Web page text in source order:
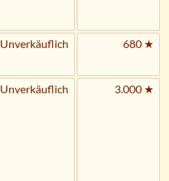
Unverkäuflich 680 ★
Unverkäuflich 3.000 ★